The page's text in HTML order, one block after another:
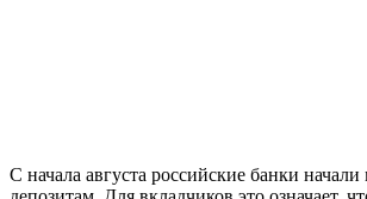
С начала августа российские банки